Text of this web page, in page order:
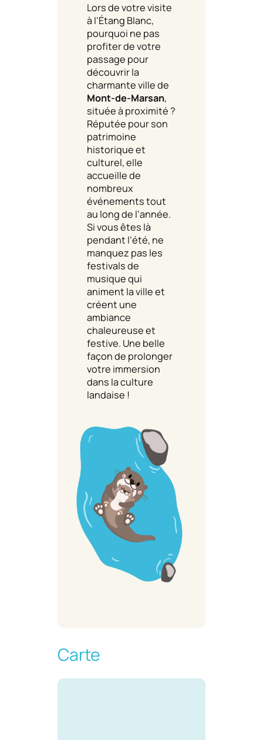
Lors de votre visite
à l’Étang Blanc,
pourquoi ne pas
profiter de votre
passage pour
découvrir la
charmante ville de
Mont-de-Marsan,
située à proximité ?
Réputée pour son
patrimoine
historique et
culturel, elle
accueille de
nombreux
événements tout
au long de l’année.
Si vous êtes là
pendant l’été, ne
manquez pas les
festivals de
musique qui
animent la ville et
créent une
ambiance
chaleureuse et
festive. Une belle
façon de prolonger
votre immersion
dans la culture
landaise !
Carte